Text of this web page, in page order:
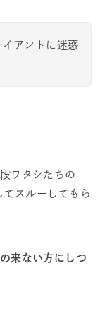
アントに迷惑
ワタシたちの
スルーしてもら
来ない方にしつ